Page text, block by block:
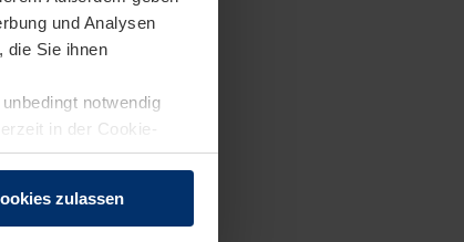
und Analysen
die Sie ihnen
notwendig
in der Cookie-
zulassen
Brandis
Steinhagen
Brandis